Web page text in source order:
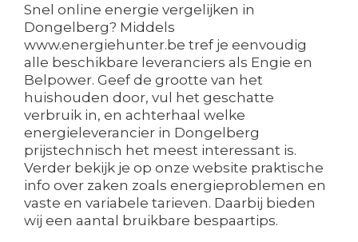
Snel online energie vergelijken in
Dongelberg? Middels
www.energiehunter.be tref je eenvoudig
alle beschikbare leveranciers als Engie en
Belpower. Geef de grootte van het
huishouden door, vul het geschatte
verbruik in, en achterhaal welke
energieleverancier in Dongelberg
prijstechnisch het meest interessant is.
Verder bekijk je op onze website praktische
info over zaken zoals energieproblemen en
vaste en variabele tarieven. Daarbij bieden
wij een aantal bruikbare bespaartips.